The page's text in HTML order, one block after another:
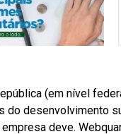
(em nível
do desenvolvimento
deve.